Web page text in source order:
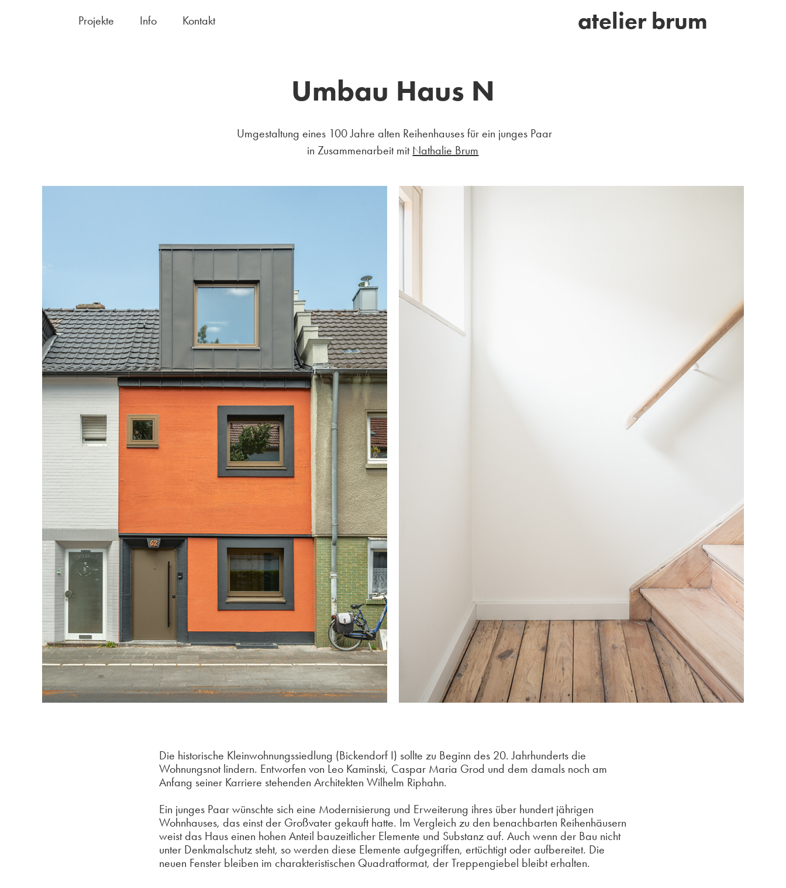
Projekte Info Kontakt atelier brum
Umbau Haus N
Umgestaltung eines 100 Jahre alten Reihenhauses für ein junges Paar
in Zusammenarbeit mit Nathalie Brum
Die historische Kleinwohnungssiedlung (Bickendorf I) sollte zu Beginn des 20. Jahrhunderts die
Wohnungsnot lindern. Entworfen von Leo Kaminski, Caspar Maria Grod und dem damals noch am
Anfang seiner Karriere stehenden Architekten Wilhelm Riphahn.
Ein junges Paar wünschte sich eine Modernisierung und Erweiterung ihres über hundert jährigen
Wohnhauses, das einst der Großvater gekauft hatte. Im Vergleich zu den benachbarten Reihenhäusern
weist das Haus einen hohen Anteil bauzeitlicher Elemente und Substanz auf. Auch wenn der Bau nicht
unter Denkmalschutz steht, so werden diese Elemente aufgegriffen, ertüchtigt oder aufbereitet. Die
neuen Fenster bleiben im charakteristischen Quadratformat, der Treppengiebel bleibt erhalten.